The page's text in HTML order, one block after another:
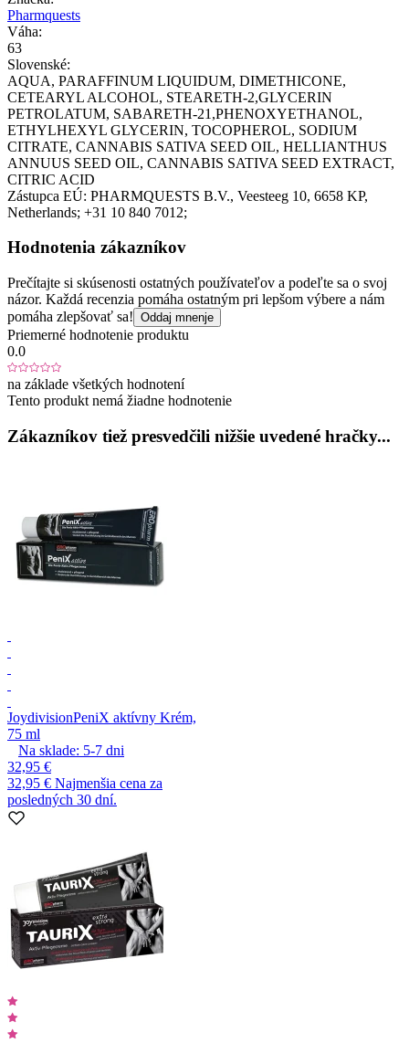
Pharmquests
Váha:
63
Slovenské:
AQUA, PARAFFINUM LIQUIDUM, DIMETHICONE,
CETEARYL ALCOHOL, STEARETH-2,GLYCERIN
PETROLATUM, SABARETH-21,PHENOXYETHANOL,
ETHYLHEXYL GLYCERIN, TOCOPHEROL, SODIUM
CITRATE, CANNABIS SATIVA SEED OIL, HELLIANTHUS
ANNUUS SEED OIL, CANNABIS SATIVA SEED EXTRACT,
CITRIC ACID
Zástupca EÚ: PHARMQUESTS B.V., Veesteeg 10, 6658 KP,
Netherlands; +31 10 840 7012;
Hodnotenia zákazníkov
Prečítajte si skúsenosti ostatných používateľov a podeľte sa o svoj
názor. Každá recenzia pomáha ostatným pri lepšom výbere a nám
pomáha zlepšovať sa! Oddaj mnenje
Priemerné hodnotenie produktu
0.0
na základe všetkých hodnotení
Tento produkt nemá žiadne hodnotenie
Zákazníkov tiež presvedčili nižšie uvedené hračky...
JoydivisionPeniX aktívny Krém,
75 ml
Na sklade: 5-7 dni
32,95 €
32,95 € Najmenšia cena za
posledných 30 dní.